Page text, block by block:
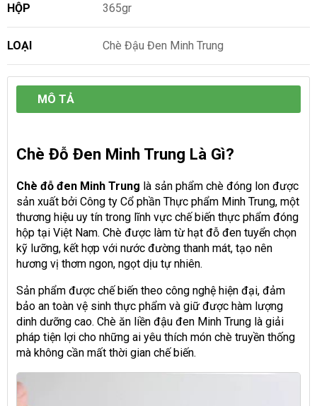
HỘP 365gr
LOẠI Chè Đậu Đen Minh Trung
MÔ TẢ
Chè Đỗ Đen Minh Trung Là Gì?
Chè đỗ đen Minh Trung là sản phẩm chè đóng lon được
sản xuất bởi Công ty Cổ phần Thực phẩm Minh Trung, một
thương hiệu uy tín trong lĩnh vực chế biến thực phẩm đóng
hộp tại Việt Nam. Chè được làm từ hạt đỗ đen tuyển chọn
kỹ lưỡng, kết hợp với nước đường thanh mát, tạo nên
hương vị thơm ngon, ngọt dịu tự nhiên.
Sản phẩm được chế biến theo công nghệ hiện đại, đảm
bảo an toàn vệ sinh thực phẩm và giữ được hàm lượng
dinh dưỡng cao. Chè ăn liền đậu đen Minh Trung là giải
pháp tiện lợi cho những ai yêu thích món chè truyền thống
mà không cần mất thời gian chế biến.